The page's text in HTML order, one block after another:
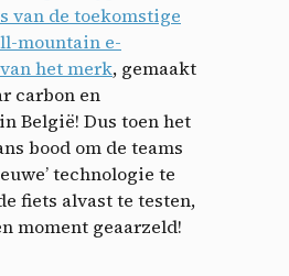
van de toekomstige
mountain e-
het merk, gemaakt
carbon en
België! Dus toen het
bood om de teams
technologie te
fiets alvast te testen,
moment geaarzeld!